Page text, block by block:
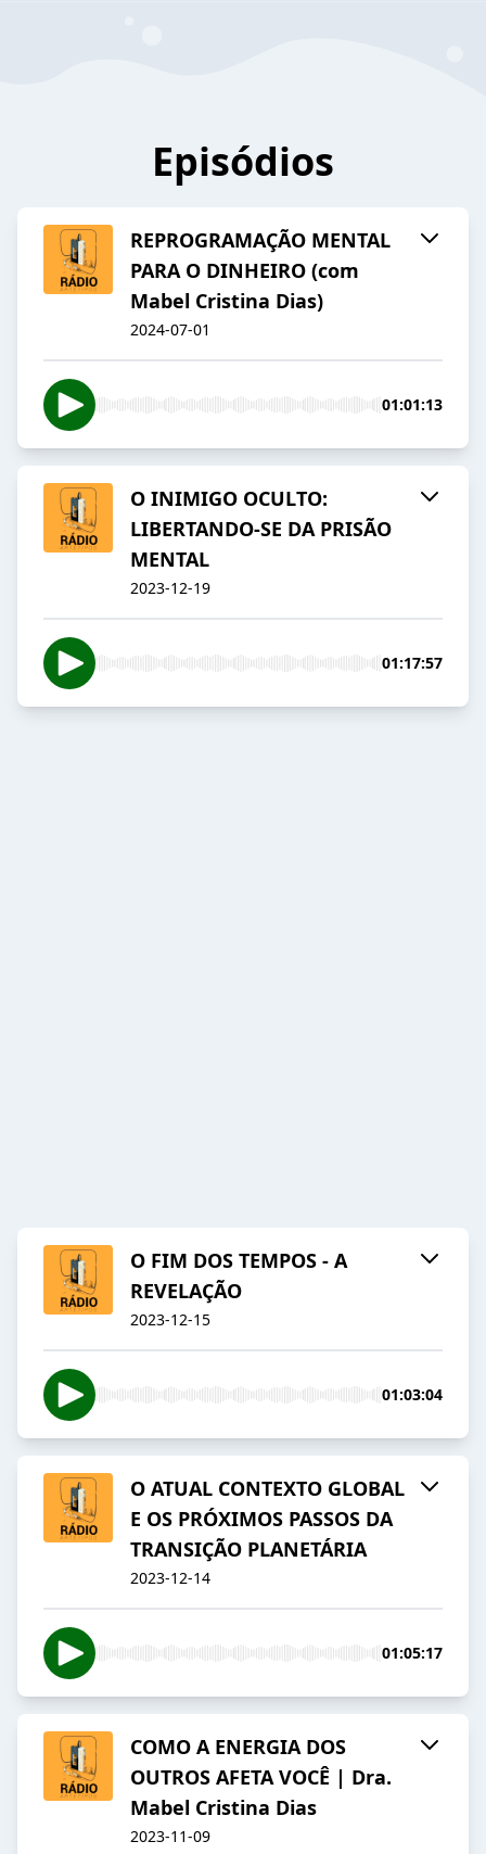
Episódios
REPROGRAMAÇÃO MENTAL
PARA O DINHEIRO (com
Mabel Cristina Dias)
2024-07-01
01:01:13
O INIMIGO OCULTO:
LIBERTANDO-SE DA PRISÃO
MENTAL
2023-12-19
01:17:57
O FIM DOS TEMPOS - A
REVELAÇÃO
2023-12-15
01:03:04
O ATUAL CONTEXTO GLOBAL
E OS PRÓXIMOS PASSOS DA
TRANSIÇÃO PLANETÁRIA
2023-12-14
01:05:17
COMO A ENERGIA DOS
OUTROS AFETA VOCÊ | Dra.
Mabel Cristina Dias
2023-11-09